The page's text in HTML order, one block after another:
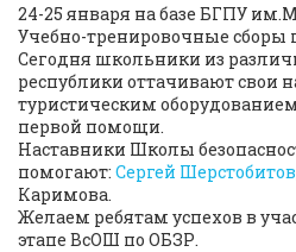
24-25 января на базе БГПУ
Учебно-тренировочные сборы
Сегодня школьники из
республики оттачивают свои
туристическим
первой помощи.
Наставники Школы
помогают: Сергей
Каримова.
Желаем ребятам успехов в
этапе ВсОШ по ОБЗР.